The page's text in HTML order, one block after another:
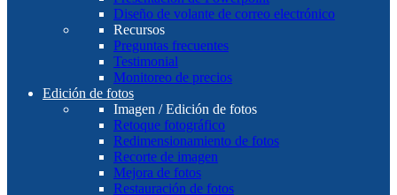
Diseño de volante de correo electrónico
Recursos
Preguntas frecuentes
Testimonial
Monitoreo de precios
Edición de fotos
Imagen / Edición de fotos
Retoque fotográfico
Redimensionamiento de fotos
Recorte de imagen
Mejora de fotos
Restauración de fotos